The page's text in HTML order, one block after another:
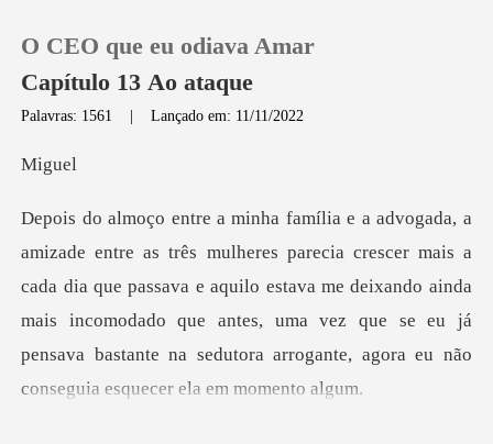
Loja
Histórico
Sair
O CEO que eu odiava Amar
Capítulo 13 Ao ataque
Palavras: 1561 |Lançado em: 11/11/2022
gu
mais a
cada dia que passava e aquilo estava me deixando ainda
mais incomodado que antes, uma vez que